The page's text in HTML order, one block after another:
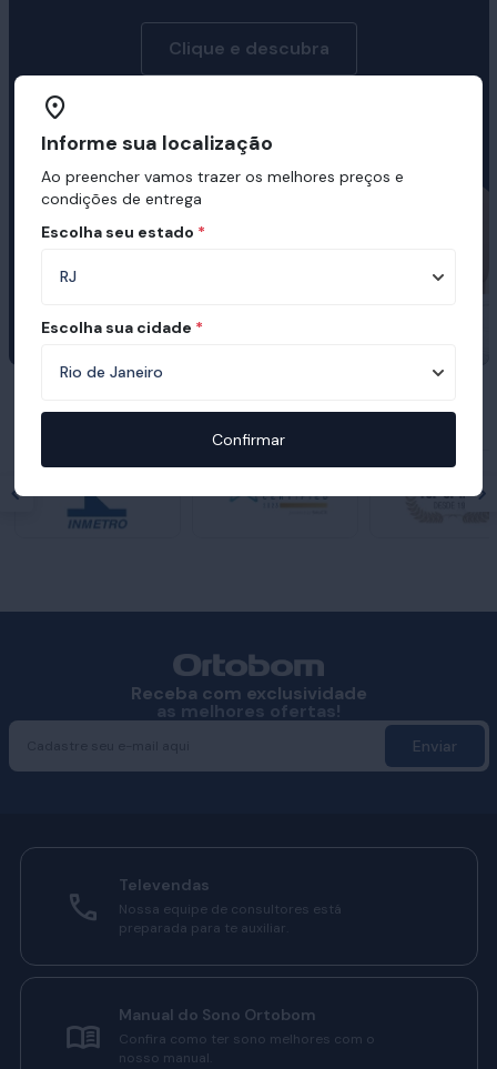
Clique e descubra
Ortobom
Receba com exclusividade
as melhores ofertas!
Enviar
Televendas
Nossa equipe de consultores está
preparada para te auxiliar.
Manual do Sono Ortobom
Confira como ter sono melhores com o
nosso manual.
Informe sua localização
Ao preencher vamos trazer os melhores preços e
condições de entrega
Escolha seu estado *
Escolha sua cidade *
Confirmar